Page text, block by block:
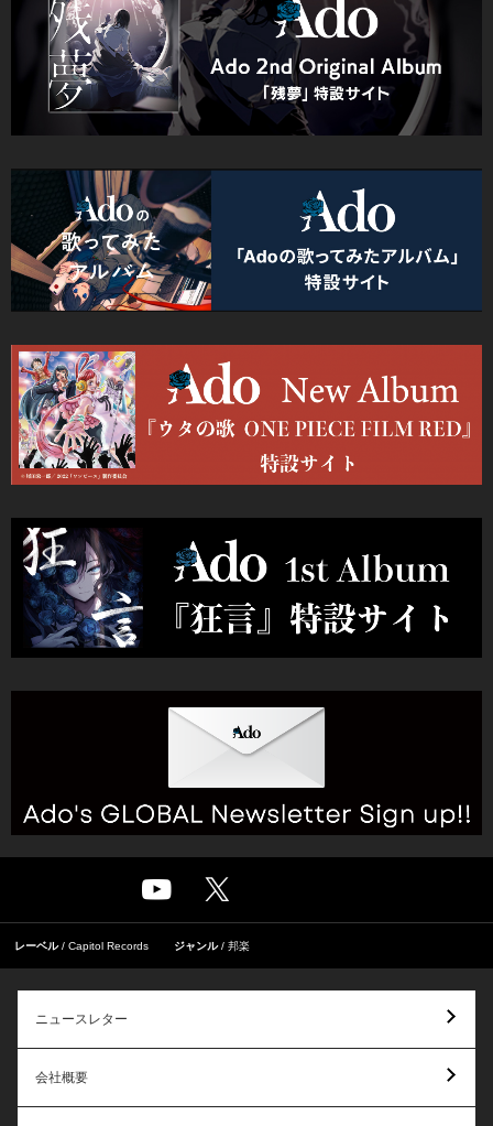
レーベル Capitol Records ジャンル 邦楽
ニュースレター
会社概要